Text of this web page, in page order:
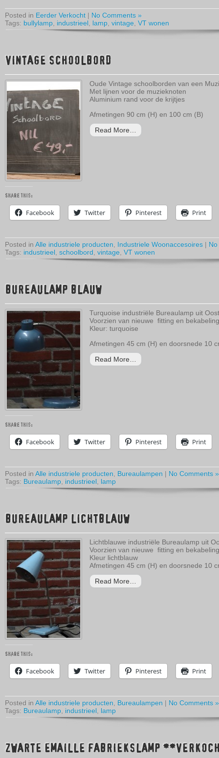
Posted in Eerder Verkocht | No Comments »
Tags: bullylamp industrieel lamp vintage VT wonen
VINTAGE SCHOOLBORD
Oude Vintage schoolborden van een
Met lijnen voor de muzieknoten
Aluminium rand voor de krijtjes
Afmetingen 90 cm (H) en 100 cm (B)
Read More…
Share this:
Facebook Twitter Pinterest Print
Posted in Alle industriele producten Industriele Woonaccesoires |
Tags: industrieel schoolbord vintage VT wonen
BUREAULAMP BLAUW
Turquoise industriële Bureaulamp uit
Voorzien van nieuwe fitting en bekabeling
Kleur: turquoise
Afmetingen 45 cm (H) en doorsnede 10
Read More…
Share this:
Facebook Twitter Pinterest Print
Posted in Alle industriele producten Bureaulampen | No Comments »
Tags: Bureaulamp industrieel lamp
BUREAULAMP LICHTBLAUW
Lichtblauwe industriële Bureaulamp uit
Voorzien van nieuwe fitting en bekabeling
Kleur lichtblauw
Afmetingen 45 cm (H) en doorsnede 10
Read More…
Share this:
Facebook Twitter Pinterest Print
Posted in Alle industriele producten Bureaulampen | No Comments »
Tags: Bureaulamp industrieel lamp
ZWARTE EMAILLE FABRIEKSLAMP